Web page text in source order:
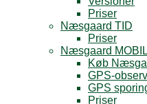
Priser
Næsgaard TID
Priser
Næsgaard
Køb
GPS-
GPS
Priser